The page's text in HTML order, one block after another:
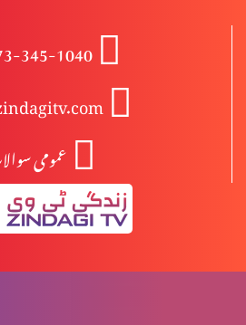
انبیا ءو بزرگ – حزقی ایل
انبیا ءو بزرگ – یرمیاہ (حصہ 2)
345-1040
عمومی